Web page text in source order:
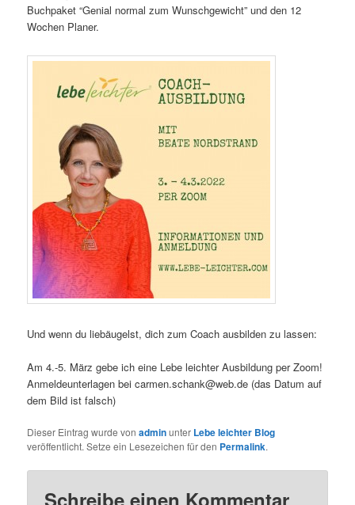
Buchpaket “Genial normal zum Wunschgewicht” und den 12
Wochen Planer.
Und wenn du liebäugelst, dich zum Coach ausbilden zu lassen:
Am 4.-5. März gebe ich eine Lebe leichter Ausbildung per Zoom!
Anmeldeunterlagen bei carmen.schank@web.de (das Datum auf
dem Bild ist falsch)
Dieser Eintrag wurde vonadminunter Lebe leichter Blog
veröffentlicht. Setze ein Lesezeichen für den Permalink.
Schreibe einen Kommentar